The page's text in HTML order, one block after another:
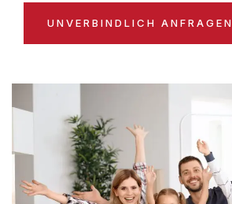
UNVERBINDLICH ANFRAGEN